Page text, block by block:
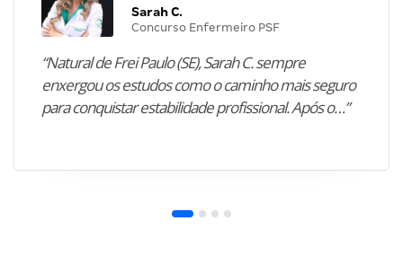
Sarah C.
Concurso Enfermeiro PSF
“Natural de Frei Paulo (SE), Sarah C. sempre
enxergou os estudos como o caminho mais seguro
para conquistar estabilidade profissional. Após o…”